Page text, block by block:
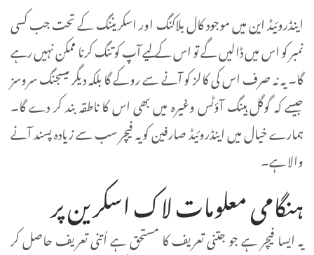
اینڈروئیڈ این میں موجود کال بلاکنگ اور اسکریننگ کے تحت جب کسی
نمبر کو اس میں ڈالیں گے تو اس کے لیے آپ کو تنگ کرنا ممکن نہیں رہے
گا۔ یہ نہ صرف اس کی کالز کو آنے سے روکے گا بلکہ دیگر میسجنگ سروسز
جیسے کہ گوگل ہینگ آؤٹس وغیرہ میں بھی اس کا ناطقہ بند کر دے گا۔
ہمارے خیال میں اینڈروئیڈ صارفین کو یہ فیچر سب سے زیادہ پسند آنے
والا ہے۔
ہنگامی معلومات لاک اسکرین پر
یہ ایسا فیچر ہے جو جتنی تعریف کا مستحق ہے اُتنی تعریف حاصل کر